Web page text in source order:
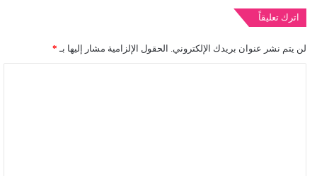
اترك تعليقاً
لن يتم نشر عنوان بريدك الإلكتروني. الحقول الإلزامية مشار إليها بـ *